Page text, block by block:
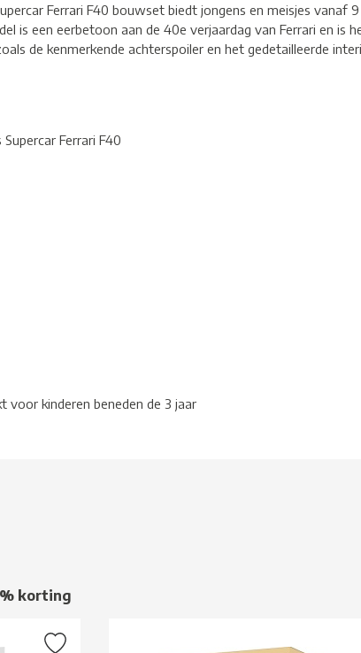
Ferrari F40 bouwset biedt jongens en meisjes
is een eerbetoon aan de 40e verjaardag van Ferrari en is
de kenmerkende achterspoiler en het gedetailleerde
Ferrari F40
voor kinderen beneden de 3 jaar
korting